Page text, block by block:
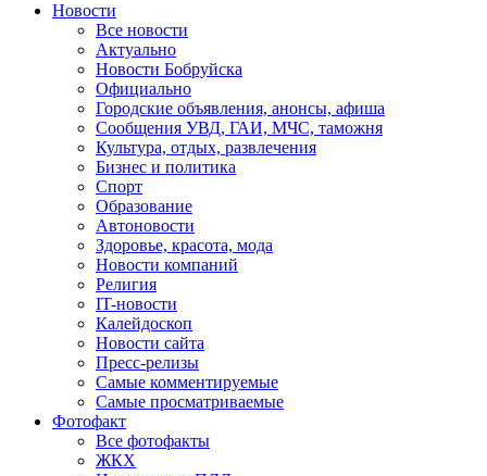
Новости
Все новости
Актуально
Новости Бобруйска
Официально
Городские объявления, анонсы, афиша
Сообщения УВД, ГАИ, МЧС, таможня
Культура, отдых, развлечения
Бизнес и политика
Спорт
Образование
Автоновости
Здоровье, красота, мода
Новости компаний
Религия
IT-новости
Калейдоскоп
Новости сайта
Пресс-релизы
Самые комментируемые
Самые просматриваемые
Фотофакт
Все фотофакты
ЖКХ